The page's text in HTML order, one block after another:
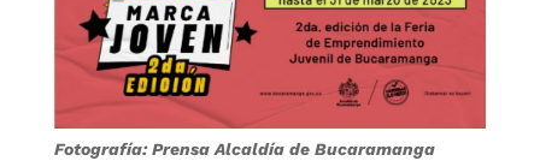
Fotografía: Prensa Alcaldía de Bucaramanga